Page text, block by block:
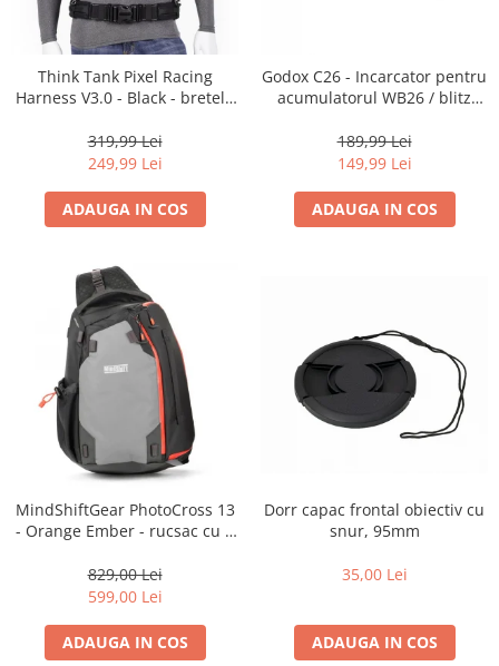
Materiale foto alb-negru
Aparate foto unica folosinta
Filme instant FUJI INSTAX
diapozitive 35mm color
diapozitive late 120mm color
negative 35mm color
negative late 120mm alb-negru
negative late 120mm color
Scanere Film
Binocluri, Lupe si Telescoape
Binocluri
Accesorii pentru Lunete si
Telescoape
Aparate de colectie
Aparate foto de colectie reflex,
format 24x36mm
Aparate foto de colectie, cu burduf
Think Tank Pixel Racing
Harness V3.0 - Black - bretele
319,99 Lei
249,99 Lei
ADAUGA IN COS
Godox C26 - Incarcator pentru
acumulatorul WB26 / blitz
189,99 Lei
149,99 Lei
ADAUGA IN COS
MindShiftGear PhotoCross 13
- Orange Ember - rucsac cu o
829,00 Lei
599,00 Lei
ADAUGA IN COS
Dorr capac frontal obiectiv cu
snur, 95mm
35,00 Lei
ADAUGA IN COS